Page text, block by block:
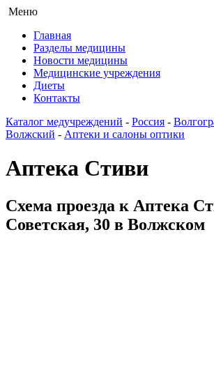
Меню
Главная
Разделы медицины
Новости медицины
Медицинские учреждения
Диеты
Контакты
Каталог медучреждений - Россия -
Волжский - Аптеки и салоны оптики
Аптека Стиви
Схема проезда к Аптека
Советская, 30 в Волжском